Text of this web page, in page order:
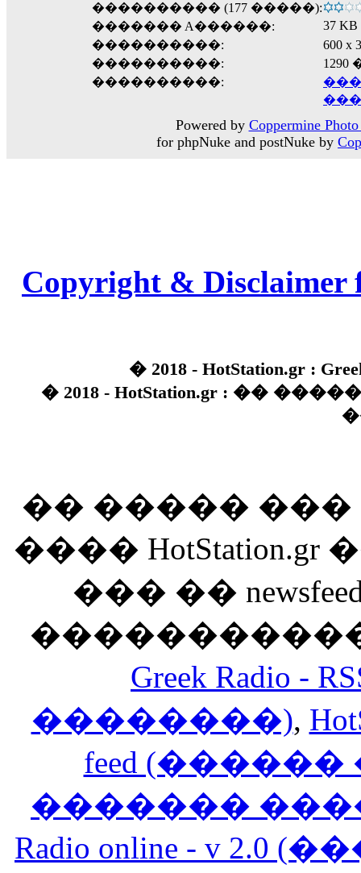
���������� (177 �����):
������� A������:
37 KB
����������:
600
����������:
����������:
Powered by Coppermine
for phpNuke and postNuke by
Copyright & Disclaimer
� 2018 - HotStation.gr :
� 2018 - HotStation.gr : ��
�� �����
����
��� ��
Greek Radio
��������),
feed
�������
Radio online - v